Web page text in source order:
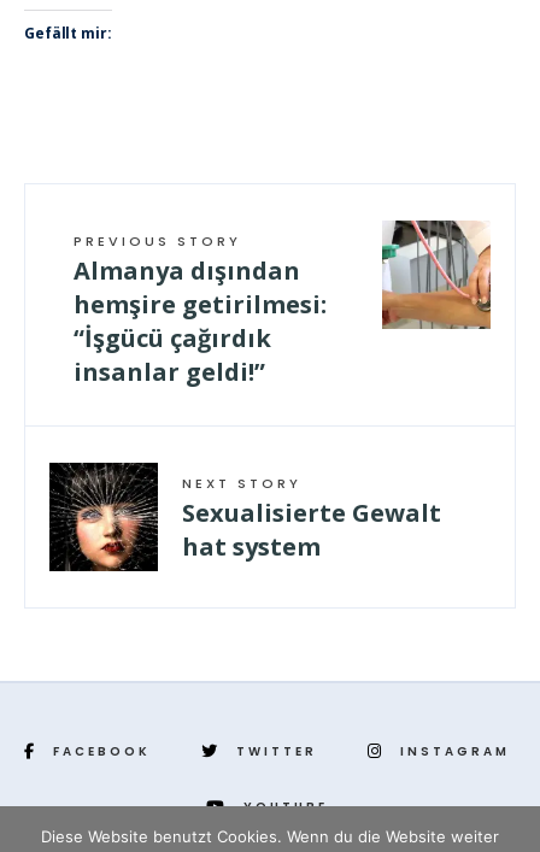
Gefällt mir:
PREVIOUS STORY
Almanya dışından
hemşire getirilmesi:
“İşgücü çağırdık
insanlar geldi!”
NEXT STORY
Sexualisierte Gewalt
hat system
FACEBOOK TWITTER INSTAGRAM
YOUTUBE
Diese Website benutzt Cookies. Wenn du die Website weiter